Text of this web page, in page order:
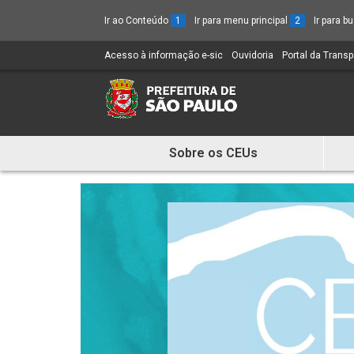
Ir ao Conteúdo 1 Ir para menu principal 2 Ir para
Acesso à informação e-sic (Link
um
novo
Ouvidoria (Link
Portal da
e
Sobre os CEUs